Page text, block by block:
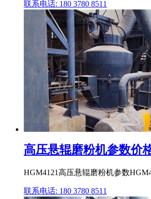
联系电话: 180 3780 8511
高压悬辊磨粉机参数价
HGM4121高压悬辊磨粉机参数
联系电话: 180 3780 8511